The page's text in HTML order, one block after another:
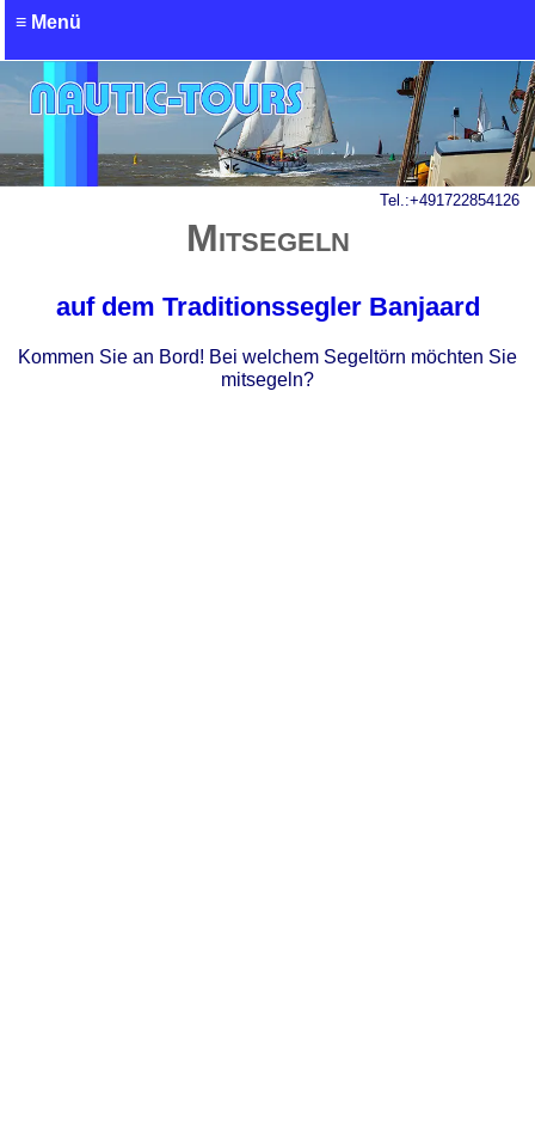
≡ Menü
Tel.:+491722854126
Mitsegeln
auf dem Traditionssegler Banjaard
Kommen Sie an Bord! Bei welchem Segeltörn möchten Sie
mitsegeln?